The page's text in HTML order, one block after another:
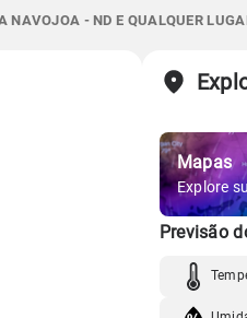
NAVOJOA - ND E QUALQUER
Mapas
Explore
Previsão